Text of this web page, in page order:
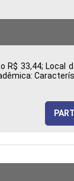
33,44; Local